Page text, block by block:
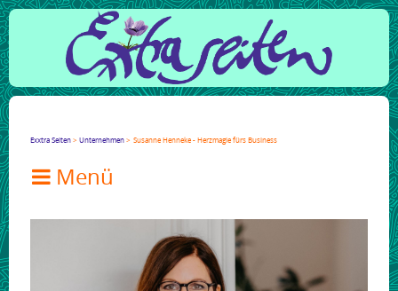
Exxtra Seiten Unternehmen Susanne Henneke - Herzmagie fürs Business
